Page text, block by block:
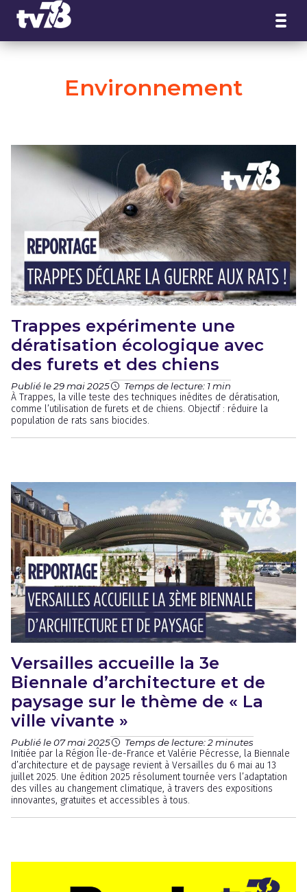
Environnement
Trappes expérimente une
dératisation écologique avec
des furets et des chiens
Publié le 29 mai 2025 Temps de lecture: 1 min
À Trappes, la ville teste des techniques inédites de dératisation,
comme l’utilisation de furets et de chiens. Objectif : réduire la
population de rats sans biocides.
Versailles accueille la 3e
Biennale d’architecture et de
paysage sur le thème de « La
ville vivante »
Publié le 07 mai 2025 Temps de lecture: 2 minutes
Initiée par la Région Île-de-France et Valérie Pécresse, la Biennale
d’architecture et de paysage revient à Versailles du 6 mai au 13
juillet 2025. Une édition 2025 résolument tournée vers l’adaptation
des villes au changement climatique, à travers des expositions
innovantes, gratuites et accessibles à tous.
Panneau de gestion des cookies